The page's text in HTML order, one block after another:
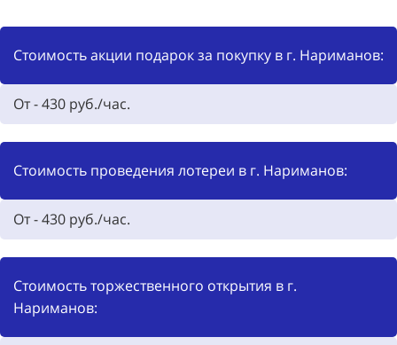
Стоимость акции подарок за покупку в г. Нариманов:
От - 430 руб./час.
Стоимость проведения лотереи в г. Нариманов:
От - 430 руб./час.
Стоимость торжественного открытия в г.
Нариманов: